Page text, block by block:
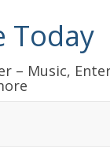
Today
– Music,